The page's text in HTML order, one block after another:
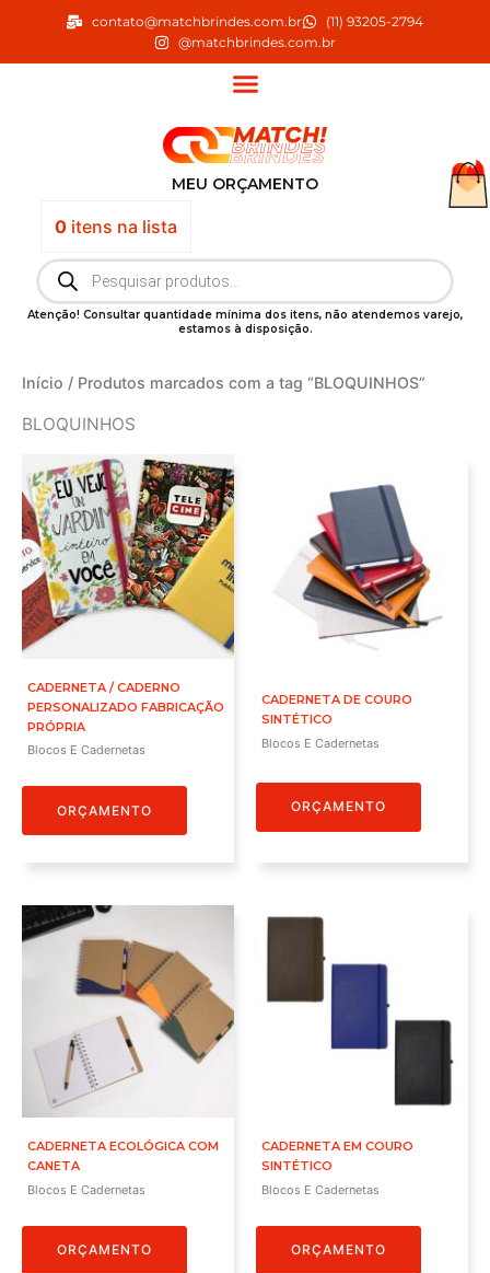
o
contato@matchbrindes.com.br
(11) 93205-2794
@matchbrindes.com.br
MEU ORÇAMENTO
0itens na lista
Pesquisar
produtos
Atenção! Consultar quantidade mínima dos itens, não atendemos varejo,
estamos à disposição.
Início / Produtos marcados com a tag “BLOQUINHOS”
BLOQUINHOS
CADERNETA / CADERNO
PERSONALIZADO FABRICAÇÃO
PRÓPRIA
Blocos E Cadernetas
ORÇAMENTO
CADERNETA DE COURO
SINTÉTICO
Blocos E Cadernetas
ORÇAMENTO
CADERNETA ECOLÓGICA COM
CANETA
Blocos E Cadernetas
ORÇAMENTO
CADERNETA EM COURO
SINTÉTICO
Blocos E Cadernetas
ORÇAMENTO